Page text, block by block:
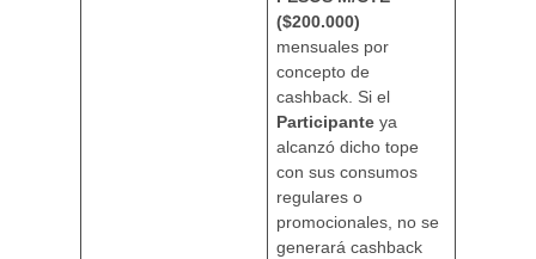
($200.000)
mensuales por
concepto de
cashback. Si el
Participante ya
alcanzó dicho tope
con sus consumos
regulares o
promocionales, no se
generará cashback